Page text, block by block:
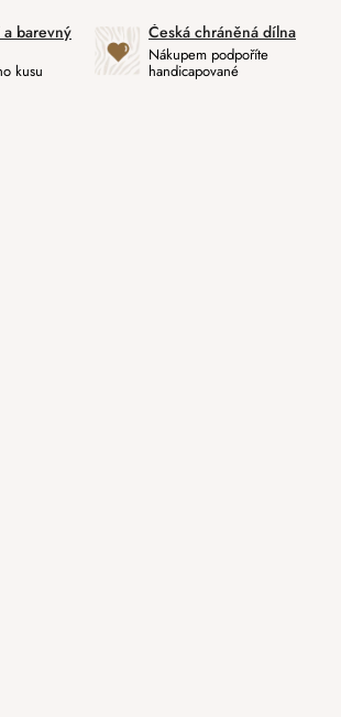
barevný
kusu
Česká chráněná dílna
Nákupem podpoříte
handicapované